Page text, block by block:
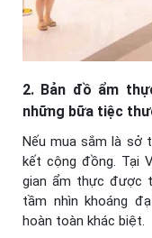
2. Bản đồ ẩm
những bữa tiệc
Nếu mua sắm là sở
kết cộng đồng. Tại
gian ẩm thực được
tầm nhìn khoáng
hoàn toàn khác biệt.